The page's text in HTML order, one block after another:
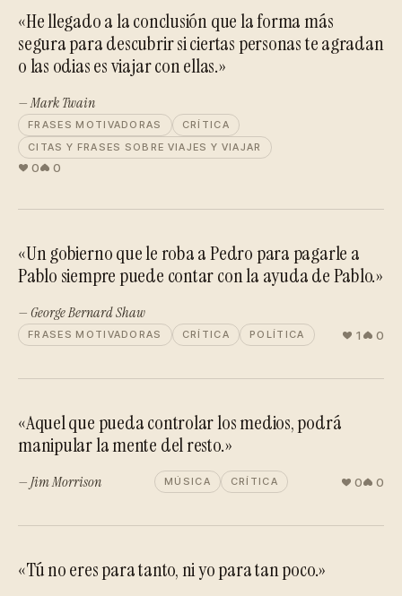
«He llegado a la conclusión que la forma más
segura para descubrir si ciertas personas te agradan
o las odias es viajar con ellas.»
— Mark Twain
FRASES MOTIVADORAS
CRÍTICA
CITAS Y FRASES SOBRE VIAJES Y VIAJAR
0 0
«Un gobierno que le roba a Pedro para pagarle a
Pablo siempre puede contar con la ayuda de Pablo.»
— George Bernard Shaw
FRASES MOTIVADORAS CRÍTICA POLÍTICA 1 0
«Aquel que pueda controlar los medios, podrá
manipular la mente del resto.»
— Jim Morrison MÚSICA CRÍTICA 0 0
«Tú no eres para tanto, ni yo para tan poco.»